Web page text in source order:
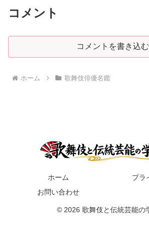
コメント
コメントを書き込む
ホーム 歌舞伎俳優名鑑
ホーム
プラ
お問い合わせ
© 2026 歌舞伎と伝統芸能の